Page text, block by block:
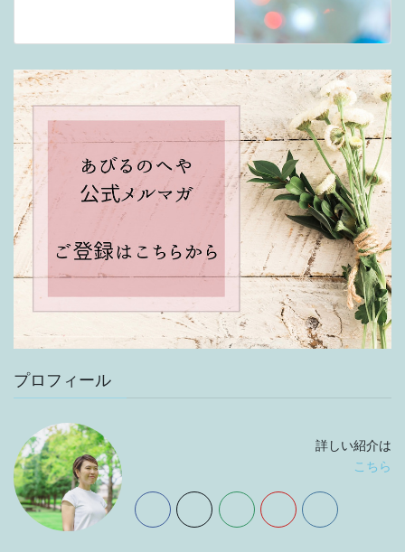
プロフィール
詳しい紹介は
こちら